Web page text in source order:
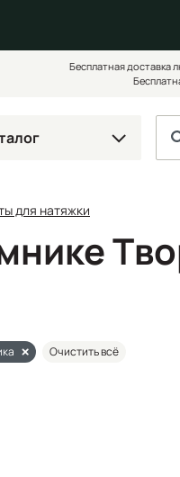
Бесплатная доставка
для натяжки
Очистить всё